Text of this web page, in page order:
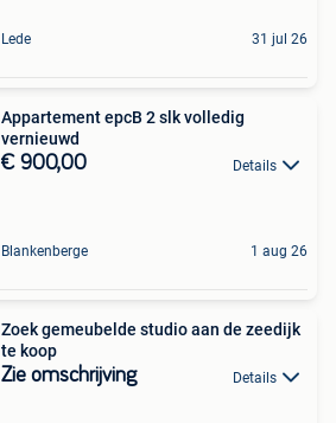
Lede 31 jul 26
Appartement epcB 2 slk volledig
vernieuwd
€ 900,00 Details
Blankenberge 1 aug 26
Zoek gemeubelde studio aan de zeedijk
te koop
Zie omschrijving Details